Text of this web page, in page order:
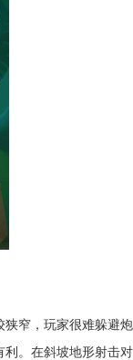
窄，玩家很难躲避
。在斜坡地形射击